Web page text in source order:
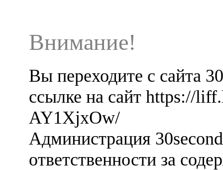
Внимание!
Вы переходите с сайта
ссылке на сайт https://
AY1XjxOw/
Администрация
ответственности за